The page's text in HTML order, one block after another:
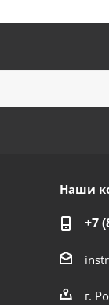
Наши
+7
г.